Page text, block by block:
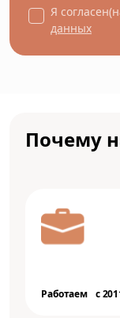
Я
данных
Почему
Работаем с